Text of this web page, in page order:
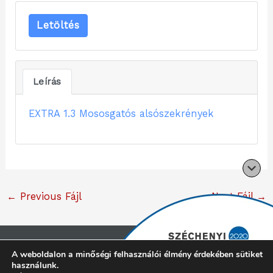
Letöltés
Leírás
EXTRA 1.3 Mososgatós alsószekrények
← Previous Fájl Next Fájl→
Copyright © 2026 Cliff konyhabútor | Minden jog
A weboldalon a minőségi felhasználói élmény érdekében sütiket
használunk.